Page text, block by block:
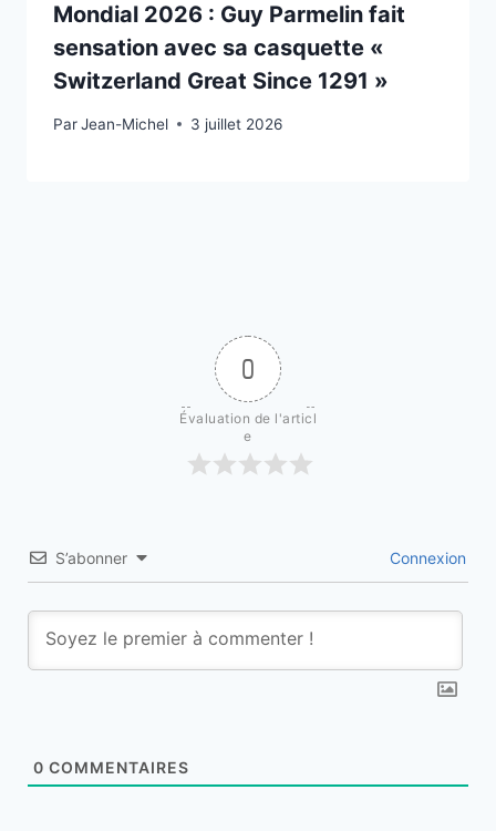
Mondial 2026 : Guy Parmelin fait
sensation avec sa casquette «
Switzerland Great Since 1291 »
ParJean-Michel
3 juillet 2026 3 juillet 2026
0
Évaluation de l'articl
e
S’abonner Connexion
0 COMMENTAIRES